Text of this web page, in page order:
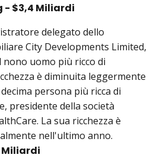
- $3,4 Miliardi
delegato dello
City Developments Limited,
nono uomo più ricco di
è diminuita leggermente
persona più ricca di
presidente della società
La sua ricchezza è
nell'ultimo anno.
Miliardi